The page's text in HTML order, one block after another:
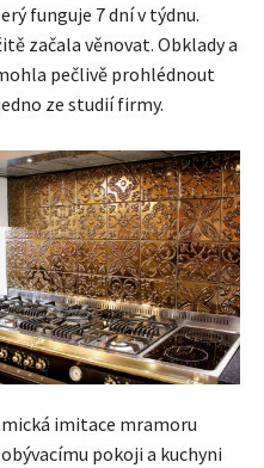
funguje 7 dní v týdnu.
začala věnovat. Obklady a
pečlivě prohlédnout
ze studií firmy.
imitace mramoru
pokoji a kuchyni